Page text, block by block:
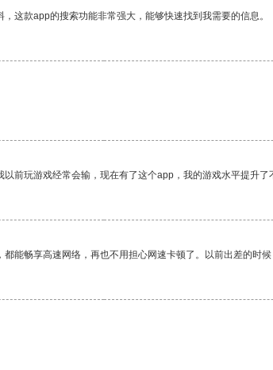
这款app的搜索功能非常强大，能够快速找到我需要的信息。
前玩游戏经常会输，现在有了这个app，我的游戏水平提升了
能畅享高速网络，再也不用担心网速卡顿了。以前出差的时